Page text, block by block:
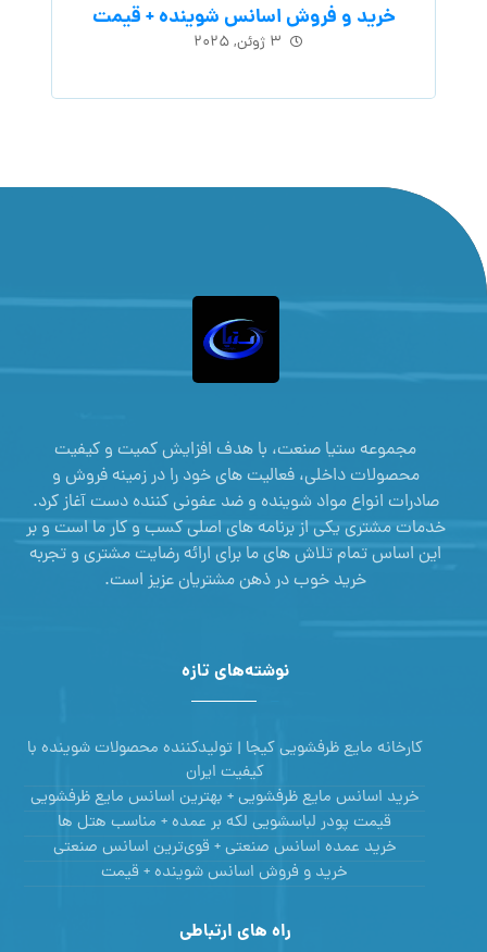
خرید و فروش اسانس شوینده + قیمت
۳ ژوئن, ۲۰۲۵
مجموعه ستیا صنعت، با هدف افزایش کمیت و کیفیت
محصولات داخلی، فعالیت های خود را در زمینه فروش و
صادرات انواع مواد شوینده و ضد عفونی کننده دست آغاز کرد.
خدمات مشتری یکی از برنامه های اصلی کسب و کار ما است و بر
این اساس تمام تلاش های ما برای ارائه رضایت مشتری و تجربه
خرید خوب در ذهن مشتریان عزیز است.
نوشته‌های تازه
کارخانه مایع ظرفشویی کیجا | تولیدکننده محصولات شوینده با
کیفیت ایران
خرید اسانس مایع ظرفشویی + بهترین اسانس مایع ظرفشویی
قیمت پودر لباسشویی لکه بر عمده + مناسب هتل ها
خرید عمده اسانس صنعتی + قوی‌ترین اسانس‌ صنعتی
خرید و فروش اسانس شوینده + قیمت
راه های ارتباطی